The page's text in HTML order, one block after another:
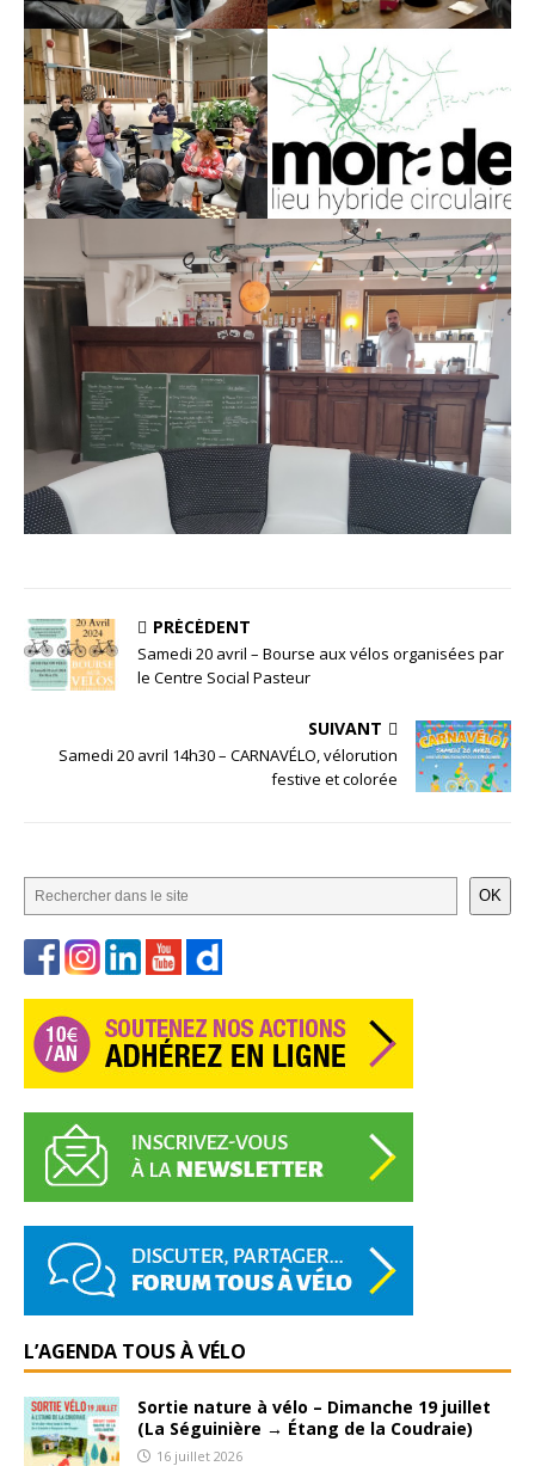
PRÉCÉDENT
Samedi 20 avril – Bourse aux vélos organisées par
le Centre Social Pasteur
SUIVANT
Samedi 20 avril 14h30 – CARNAVÉLO, vélorution
festive et colorée
OK
L’AGENDA TOUS À VÉLO
Sortie nature à vélo – Dimanche 19 juillet
(La Séguinière → Étang de la Coudraie)
16 juillet 2026